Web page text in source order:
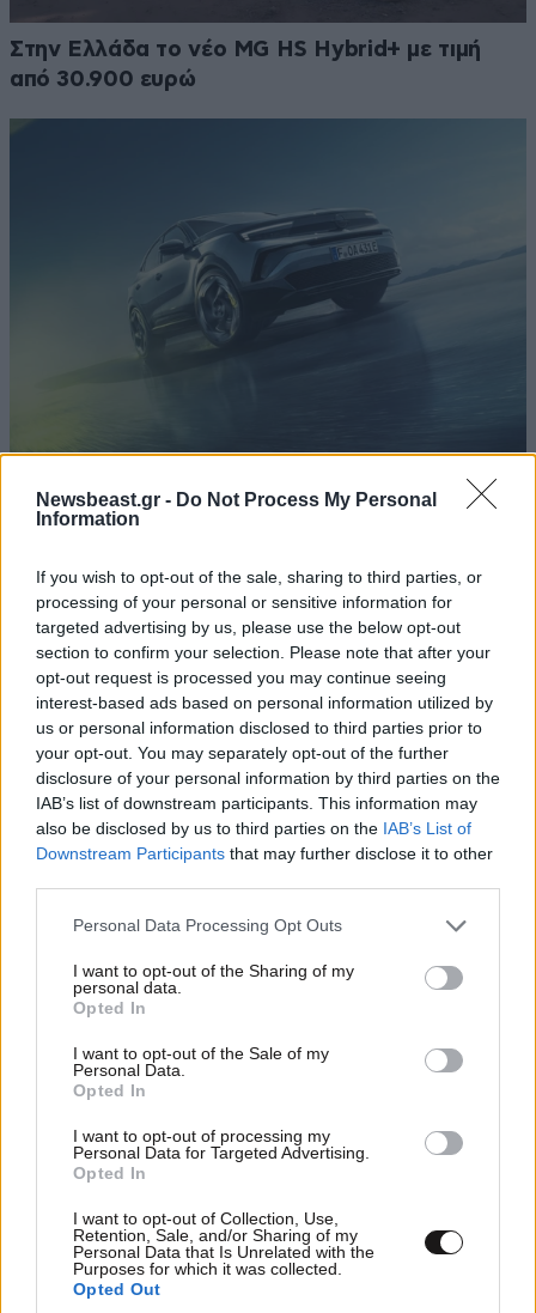
Newsbeast.gr - Do Not Process My Personal
Information
If you wish to opt-out of the sale, sharing to third parties, or
processing of your personal or sensitive information for
targeted advertising by us, please use the below opt-out
section to confirm your selection. Please note that after your
opt-out request is processed you may continue seeing
interest-based ads based on personal information utilized by
us or personal information disclosed to third parties prior to
your opt-out. You may separately opt-out of the further
disclosure of your personal information by third parties on the
IAB’s list of downstream participants. This information may
also be disclosed by us to third parties on the IAB’s List of
Downstream Participants that may further disclose it to other
Please note that this website/app uses one or more Google
not limited to your visit or usage behaviour. You may click to
grant or deny consent to Google and its third-party tags to
use your data for below specified purposes in below Google
consent section.
Personal Data Processing Opt Outs
I want to opt-out of the Sharing of my
personal data.
Opted In
I want to opt-out of the Sale of my
Personal Data.
Opted In
I want to opt-out of processing my
Personal Data for Targeted Advertising.
Opted In
I want to opt-out of Collection, Use,
Retention, Sale, and/or Sharing of my
Personal Data that Is Unrelated with the
Purposes for which it was collected.
Opted Out
Στην Ελλάδα το νέο MG HS Hybrid+ με τιμή
από 30.900 ευρώ
συνεργασία τους
Περικοπή 8.000 θέσεων εργασίας έως το τέλος
του 2028 αποφάσισε η BMW – Στόχος η
εξοικονόμηση ενός δισεκατομμυρίου ευρώ